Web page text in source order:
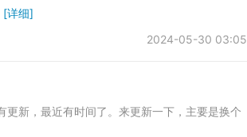
[详细]
2024-05-30 03:05
新，最近有时间了。来更新一下，主要是换个